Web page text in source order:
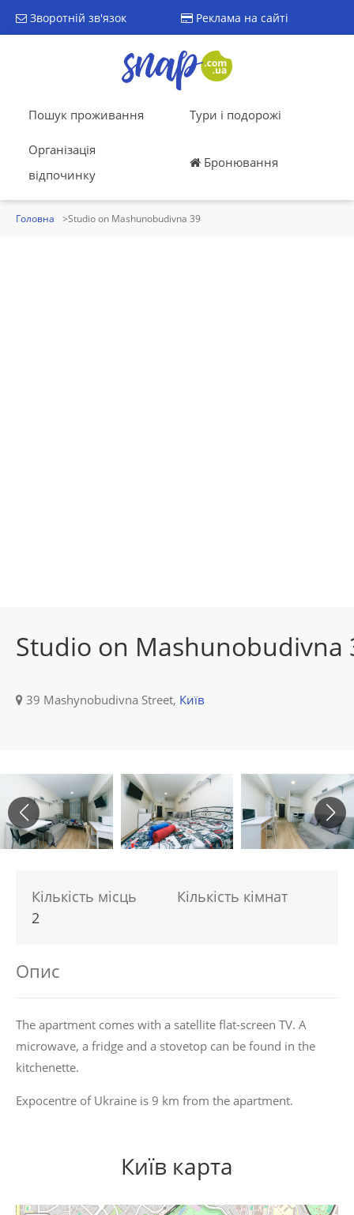
Зворотній зв'язок Реклама на сайті
Пошук проживання Тури і подорожі
Організація
відпочинку
Бронювання
Головна Studio on Mashunobudivna 39
Studio on Mashunobudivna
39 Mashynobudivna Street, Київ
Кількість місць
2
Кількість кімнат
Опис
The apartment comes with a satellite flat-screen TV. A
microwave, a fridge and a stovetop can be found in the
kitchenette.
Expocentre of Ukraine is 9 km from the apartment.
Київ карта